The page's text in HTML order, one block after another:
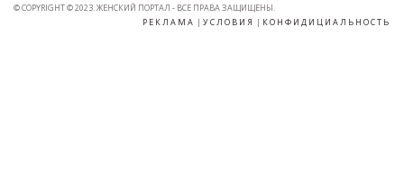
© COPYRIGHT © 2023. ЖЕНСКИЙ ПОРТАЛ - ВСЕ ПРАВА ЗАЩИЩЕНЫ.
РЕКЛАМА | УСЛОВИЯ | КОНФИДИЦИАЛЬНОСТЬ